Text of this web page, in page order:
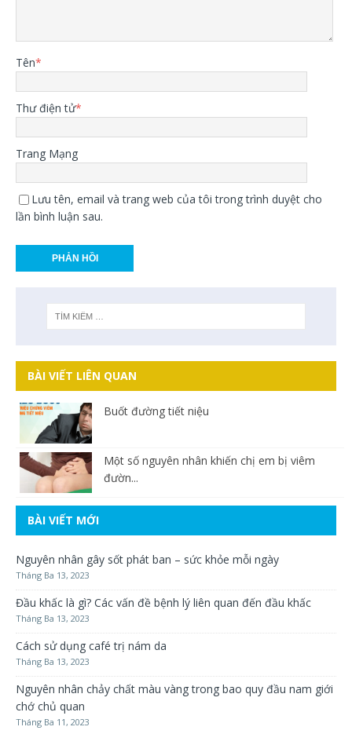
Tên*
Thư điện tử*
Trang Mạng
Lưu tên, email và trang web của tôi trong trình duyệt cho
lần bình luận sau.
BÀI VIẾT LIÊN QUAN
Buốt đường tiết niệu
Một số nguyên nhân khiến chị em bị viêm
đườn...
BÀI VIẾT MỚI
Nguyên nhân gây sốt phát ban – sức khỏe mỗi ngày
Tháng Ba 13, 2023
Đầu khấc là gì? Các vấn đề bệnh lý liên quan đến đầu khấc
Tháng Ba 13, 2023
Cách sử dụng café trị nám da
Tháng Ba 13, 2023
Nguyên nhân chảy chất màu vàng trong bao quy đầu nam giới
chớ chủ quan
Tháng Ba 11, 2023